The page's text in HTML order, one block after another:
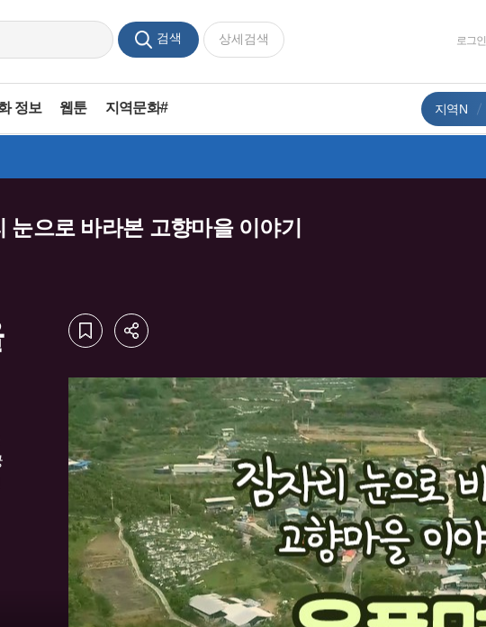
검색 상세검색 로그인
정보 웹툰 지역문화# 지역N
눈으로 바라본 고향마을 이야기